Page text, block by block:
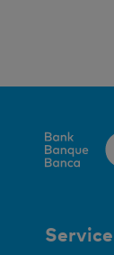
Service